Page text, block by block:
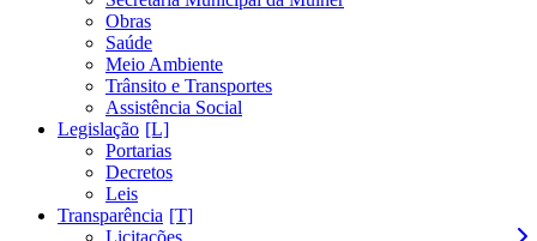
Obras
Saúde
Meio Ambiente
Trânsito e Transportes
Assistência Social
Legislação
Portarias
Decretos
Leis
Transparência
Licitações